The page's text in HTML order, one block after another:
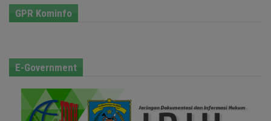
GPR Kominfo
E-Government